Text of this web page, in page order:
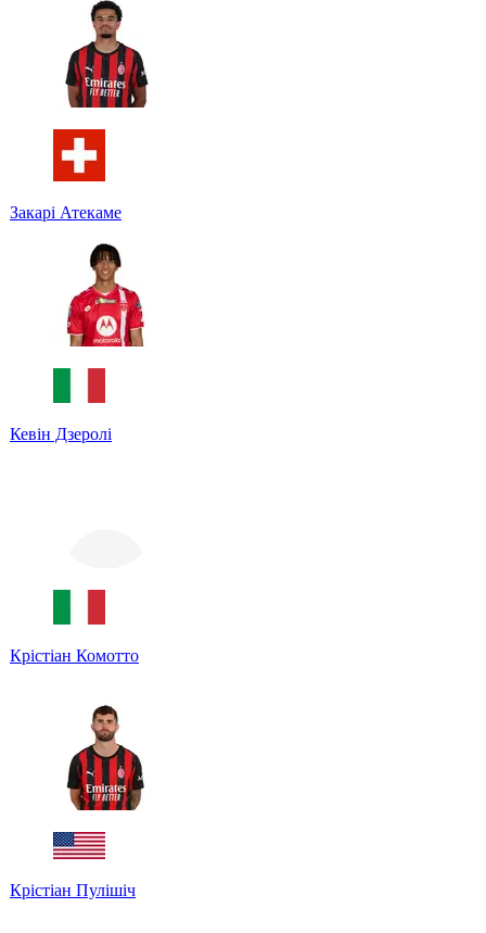
Закарі Атекаме
Кевін Дзеролі
Крістіан Комотто
Крістіан Пулішіч